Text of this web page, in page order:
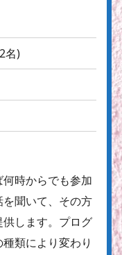
名)
時からでも参加
聞いて、その方
します。プログ
類により変わり